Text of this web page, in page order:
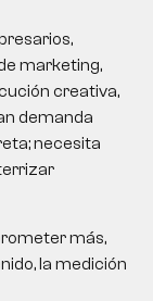
marketing,
creativa,
demanda
necesita
más,
la medición